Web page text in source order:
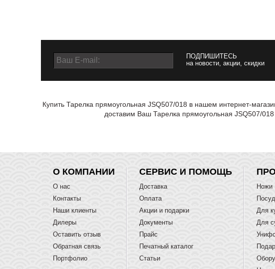
ПОДПИШИТЕСЬ
на новости, акции, скидки
Купить Тарелка прямоугольная JSQ507/018 в нашем интернет-
доставим Ваш Тарелка прямоугольная JSQ507/
О КОМПАНИИ
О нас
Контакты
Наши клиенты
Дилеры
Оставить отзыв
Обратная связь
Портфолио
СЕРВИС И ПОМОЩЬ
Доставка
Оплата
Акции и подарки
Документы
Прайс
Печатный каталог
Статьи
Ножи
Для
Для